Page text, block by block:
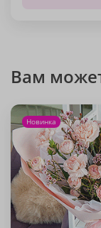
Вам
Новинка